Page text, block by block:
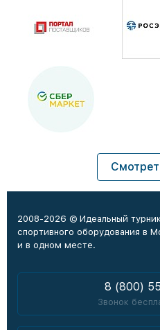
2008-2026 © Идеальный
спортивного оборудования в
и в одном месте.
8 (800)
Звонок